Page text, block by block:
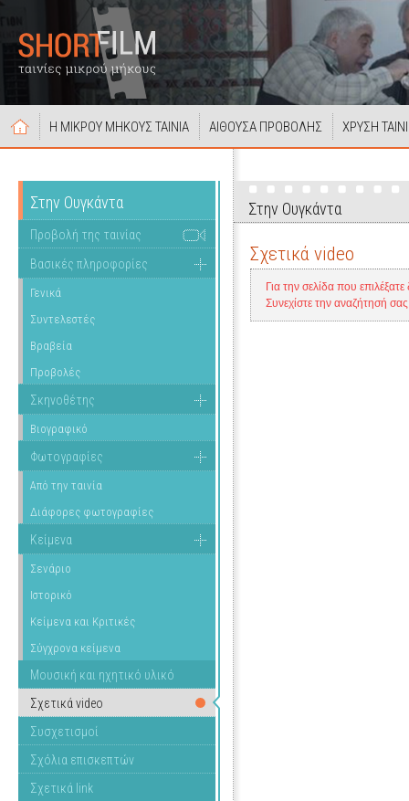
Η ΜΙΚΡΟΥ ΜΗΚΟΥΣ ΤΑΙΝΙΑ ΑΙΘΟΥΣΑ ΠΡΟΒΟΛΗΣ ΧΡΥΣΗ
Στην Ουγκάντα
Προβολή της ταινίας
Βασικές πληροφορίες
Γενικά
Συντελεστές
Βραβεία
Προβολές
Σκηνοθέτης
Βιογραφικό
Φωτογραφίες
Από την ταινία
Διάφορες φωτογραφίες
Κείμενα
Σενάριο
Ιστορικό
Κείμενα και Κριτικές
Σύγχρονα κείμενα
Μουσική και ηχητικό υλικό
Σχετικά video
Συσχετισμοί
Σχόλια επισκεπτών
Σχετικά link
Στην Ουγκάντα
Σχετικά video
Για την σελίδα που
Συνεχίστε την αναζήτησή